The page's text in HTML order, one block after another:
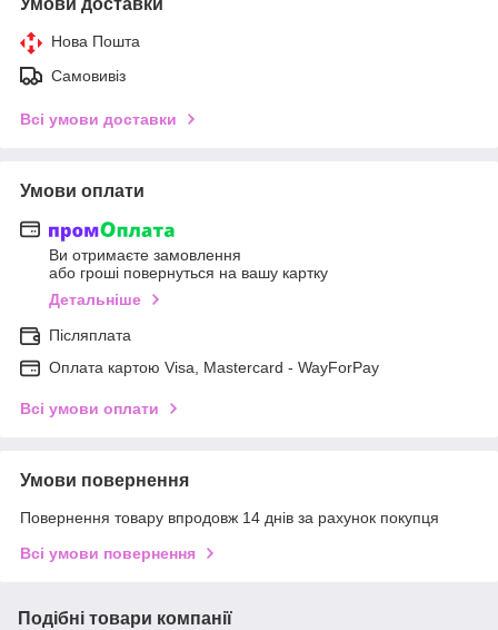
Нова Пошта
Самовивіз
Всі умови доставки
Умови оплати
Ви отримаєте замовлення
або гроші повернуться на вашу картку
Детальніше
Післяплата
Оплата картою Visa, Mastercard - WayForPay
Всі умови оплати
Умови повернення
Повернення товару впродовж 14 днів за рахунок покупця
Всі умови повернення
Подібні товари компанії